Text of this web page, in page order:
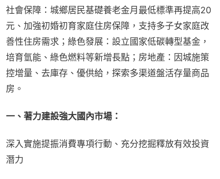
社會保障：城鄉居民基礎養老金月最低標準再提高20
元、加強初婚初育家庭住房保障，支持多子女家庭改
善性住房需求；綠色發展：設立國家低碳轉型基金，
培育氫能、綠色燃料等新增長點；房地產：因城施策
控增量、去庫存、優供給，探索多渠道盤活存量商品
房。
一、著力建設強大國內市場：
深入實施提振消費專項行動、充分挖掘釋放有效投資
潛力